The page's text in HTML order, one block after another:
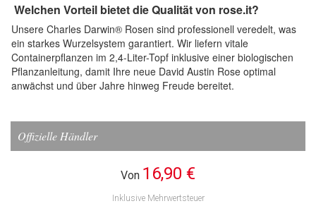
Welchen Vorteil bietet die Qualität von rose.it?
Unsere Charles Darwin® Rosen sind professionell veredelt, was
ein starkes Wurzelsystem garantiert. Wir liefern vitale
Containerpflanzen im 2,4-Liter-Topf inklusive einer biologischen
Pflanzanleitung, damit Ihre neue David Austin Rose optimal
anwächst und über Jahre hinweg Freude bereitet.
Offizielle Händler
Von 16,90 €
Inklusive Mehrwertsteuer